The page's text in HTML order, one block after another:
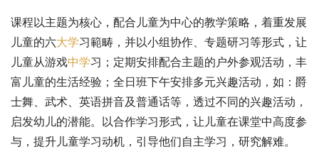
课程以主题为核心，配合儿童为中心的教学策略，着重发展
儿童的六大学习範畴，并以小组协作、专题研习等形式，让
儿童从游戏中学习；定期安排配合主题的户外参观活动，丰
富儿童的生活经验；全日班下午安排多元兴趣活动，如：爵
士舞、武术、英语拼音及普通话等，透过不同的兴趣活动，
启发幼儿的潜能。以合作学习形式，让儿童在课堂中高度参
与，提升儿童学习动机，引导他们自主学习，研究解难。